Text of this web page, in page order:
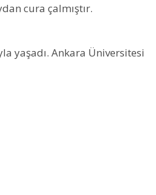
cura çalmıştır.
yaşadı. Ankara Üniversitesi